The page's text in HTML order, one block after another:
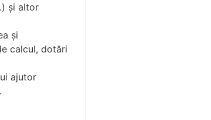
şi altor
şi
calcul, dotări
ajutor